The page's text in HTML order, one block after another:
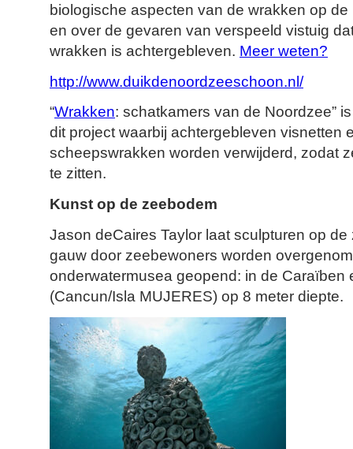
biologische aspecten van de wrakken op
en over de gevaren van verspeeld vistuig
wrakken is achtergebleven. Meer weten?
http://www.duikdenoordzeeschoon.nl/
“Wrakken: schatkamers van de Noordzee”
dit project waarbij achtergebleven visnetten
scheepswrakken worden verwijderd, zodat
te zitten.
Kunst op de zeebodem
Jason deCaires Taylor laat sculpturen op
gauw door zeebewoners worden
onderwatermusea geopend: in de Caraïben
(Cancun/Isla MUJERES) op 8 meter diepte.